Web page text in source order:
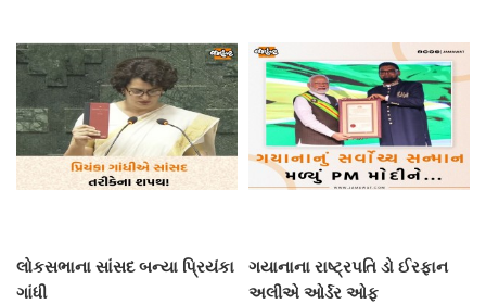
લોકસભાના સાંસદ બન્યા પ્રિયંકા
ગાંધી
ગયાનાના રાષ્ટ્રપતિ ડો ઈરફાન
અલીએ ઓર્ડર ઓફ